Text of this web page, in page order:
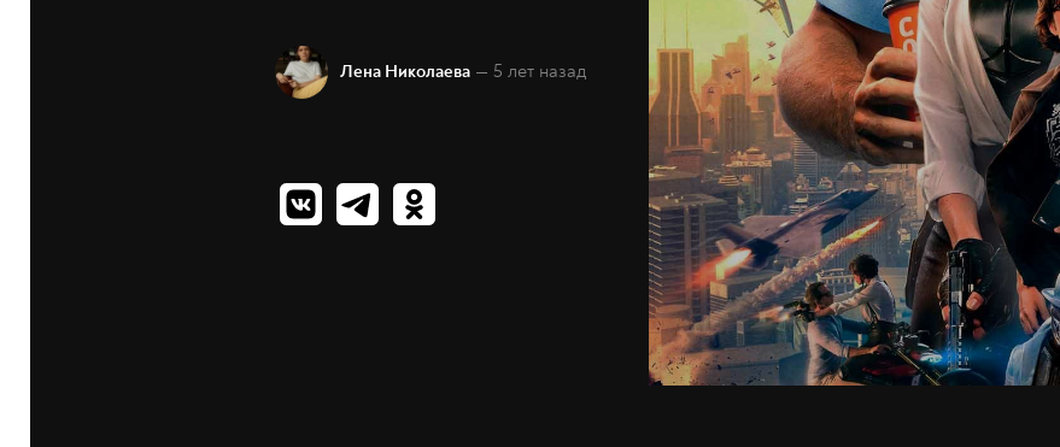
Лена Николаева — 5 лет назад